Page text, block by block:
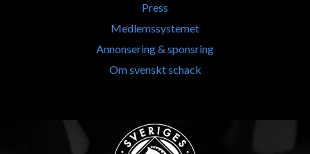
Press
Medlemssystemet
Annonsering & sponsring
Om svenskt schack